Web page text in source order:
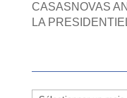
CASASNOVAS
LA